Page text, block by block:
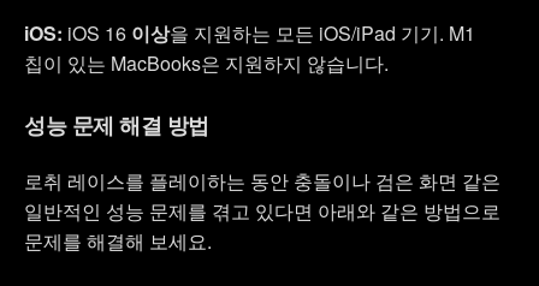
iOS: iOS 16 이상을 지원하는 모든 iOS/iPad 기기. M1
칩이 있는 MacBooks은 지원하지 않습니다.
성능 문제 해결 방법
로취 레이스를 플레이하는 동안 충돌이나 검은 화면 같은
일반적인 성능 문제를 겪고 있다면 아래와 같은 방법으로
문제를 해결해 보세요.